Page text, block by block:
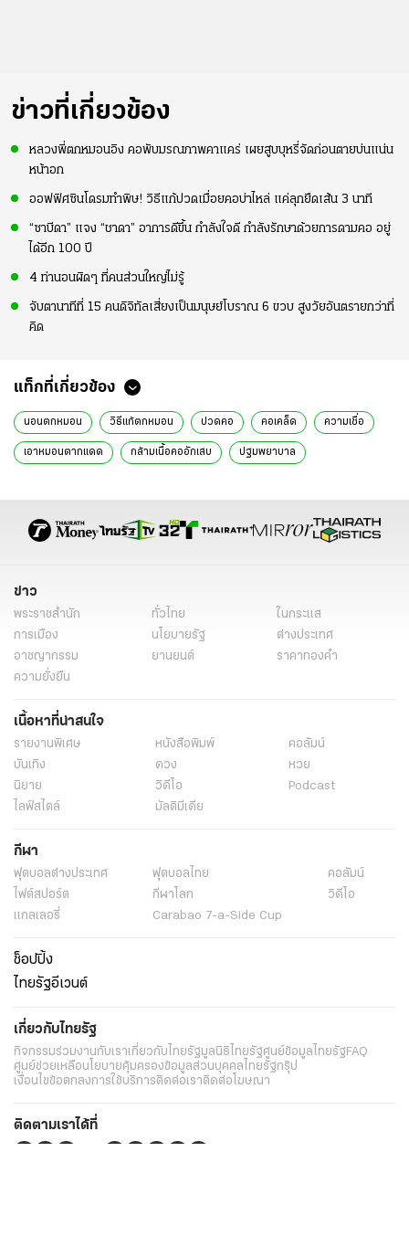
ข่าวที่เกี่ยวข้อง
หลวงพี่ตกหมอนอิง คอพับมรณภาพคาแคร่ เผยสูบบุหรี่จัดก่อนตายบ่นแน่น
หน้าอก
ออฟฟิศซินโดรมทำพิษ! วิธีแก้ปวดเมื่อยคอบ่าไหล่ แค่ลุกยืดเส้น 3 นาที
“ซาบีดา” แจง “ชาดา” อาการดีขึ้น กำลังใจดี กำลังรักษาด้วยการดามคอ อยู่
ได้อีก 100 ปี
4 ท่านอนผิดๆ ที่คนส่วนใหญ่ไม่รู้
จับตานาทีที่ 15 คนดิจิทัลเสี่ยงเป็นมนุษย์โบราณ 6 ขวบ สูงวัยอันตรายกว่าที่
คิด
แท็กที่เกี่ยวข้อง
นอนตกหมอน วิธีแก้ตกหมอน ปวดคอ คอเคล็ด ความเชื่อ
เอาหมอนตากแดด กล้ามเนื้อคออักเสบ ปฐมพยาบาล
ข่าว
พระราชสำนัก ทั่วไทย
ในกระแส
การเมือง
นโยบายรัฐ
ต่างประเทศ
อาชญากรรม
ยานยนต์
ราคาทองคำ
ความยั่งยืน
เนื้อหาที่น่าสนใจ
รายงานพิเศษ หนังสือพิมพ์
คอลัมน์
บันเทิง
ดวง
หวย
นิยาย
วิดีโอ
Podcast
ไลฟ์สไตล์
มัลติมีเดีย
กีฬา
ฟุตบอลต่่างประเทศ ฟุตบอลไทย
คอลัมน์
ไฟต์สปอร์ต
กีฬาโลก
วิดีโอ
แกลเลอรี่
Carabao 7-a-Side Cup
ช็อปปิ้ง
ไทยรัฐอีเวนต์
เกี่ยวกับไทยรัฐ
กิจกรรมร่วมงานกับเราเกี่ยวกับไทยรัฐมูลนิธิไทยรัฐศูนย์ข้อมูลไทยรัฐFAQ
ศูนย์ช่วยเหลือนโยบายคุ้มครองข้อมูลส่วนบุคคลไทยรัฐกรุ๊ป
เงื่อนไขข้อตกลงการใช้บริการติดต่อเราติดต่อโฆษณา
ติดตามเราได้ที่